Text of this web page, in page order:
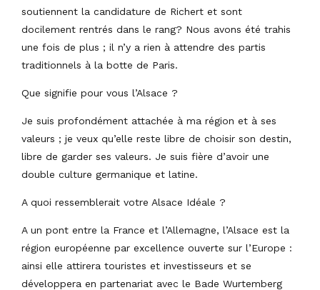
soutiennent la candidature de Richert et sont
docilement rentrés dans le rang? Nous avons été trahis
une fois de plus ; il n’y a rien à attendre des partis
traditionnels à la botte de Paris.
Que signifie pour vous l’Alsace ?
Je suis profondément attachée à ma région et à ses
valeurs ; je veux qu’elle reste libre de choisir son destin,
libre de garder ses valeurs. Je suis fière d’avoir une
double culture germanique et latine.
A quoi ressemblerait votre Alsace Idéale ?
A un pont entre la France et l’Allemagne, l’Alsace est la
région européenne par excellence ouverte sur l’Europe :
ainsi elle attirera touristes et investisseurs et se
développera en partenariat avec le Bade Wurtemberg